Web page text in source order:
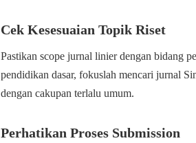
Cek Kesesuaian Topik Riset
Pastikan scope jurnal linier dengan bidang
pendidikan dasar, fokuslah mencari jurnal
dengan cakupan terlalu umum.
Perhatikan Proses Submission